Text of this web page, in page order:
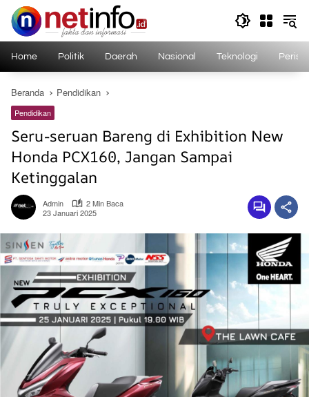
Langsung
konten
Home Politik Daerah Nasional Teknologi
Beranda Pendidikan
Pendidikan
Seru-seruan Bareng di Exhibition New
Honda PCX160, Jangan Sampai
Ketinggalan
Admin
2 Min Baca
23 Januari 2025